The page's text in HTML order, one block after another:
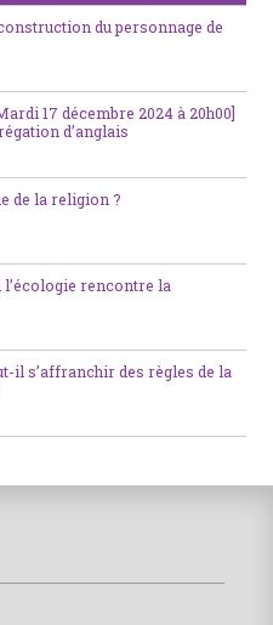
du personnage de
17 décembre 2024 à 20h00]
d’anglais
de la religion ?
l’écologie rencontre la
il s’affranchir des règles de la